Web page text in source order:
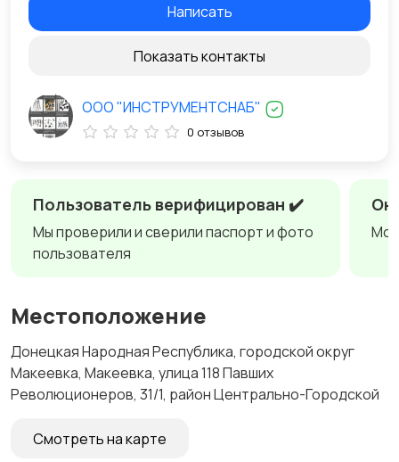
Пользователь верифицирован ✔️
Мы проверили и сверили паспорт и фото
пользователя
Местоположение
Донецкая Народная Республика, городской округ
Макеевка, Макеевка, улица 118 Павших
Революционеров, 31/1, район Центрально-Городской
Смотреть на карте
Написать
Показать контакты
ООО "ИНСТРУМЕНТСНАБ"
0 отзывов